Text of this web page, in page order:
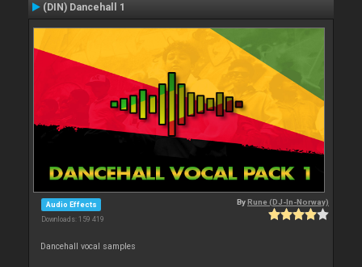
(DIN) Dancehall 1
Audio Effects
Downloads: 159 419
ByRune (DJ-In-Norway)
Dancehall vocal samples